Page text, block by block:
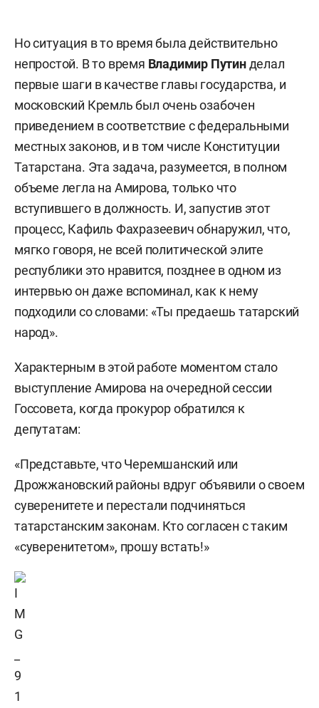
Но ситуация в то время была действительно
непростой. В то время Владимир Путинделал
первые шаги в качестве главы государства, и
московский Кремль был очень озабочен
приведением в соответствие с федеральными
местных законов, и в том числе Конституции
Татарстана. Эта задача, разумеется, в полном
объеме легла на Амирова, только что
вступившего в должность. И, запустив этот
процесс, Кафиль Фахразеевич обнаружил, что,
мягко говоря, не всей политической элите
республики это нравится, позднее в одном из
интервью он даже вспоминал, как к нему
подходили со словами: «Ты предаешь татарский
народ».
Характерным в этой работе моментом стало
выступление Амирова на очередной сессии
Госсовета, когда прокурор обратился к
депутатам:
«Представьте, что Черемшанский или
Дрожжановский районы вдруг объявили о своем
суверенитете и перестали подчиняться
татарстанским законам. Кто согласен с таким
«суверенитетом», прошу встать!»